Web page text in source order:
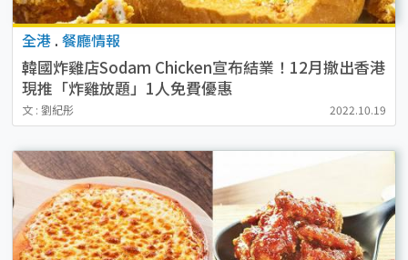
全港 . 餐廳情報
韓國炸雞店Sodam Chicken宣布結業！12月撤出香港
現推「炸雞放題」1人免費優惠
文 : 劉紀彤 2022.10.19